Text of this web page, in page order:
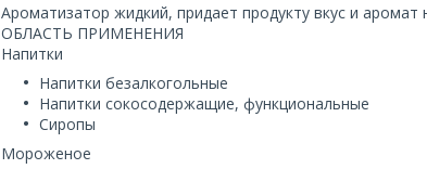
Ароматизатор жидкий, придает продукту вкус и аромат
ОБЛАСТЬ ПРИМЕНЕНИЯ
Напитки
Напитки безалкогольные
Напитки сокосодержащие, функциональные
Сиропы
Мороженое